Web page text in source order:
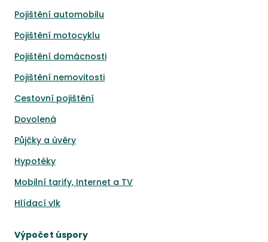
Pojištění automobilu
Pojištění motocyklu
Pojištění domácnosti
Pojištění nemovitosti
Cestovní pojištění
Dovolená
Půjčky a úvěry
Hypotéky
Mobilní tarify, Internet a TV
Hlídací vlk
Výpočet úspory